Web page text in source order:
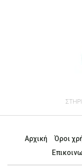
Αρχική Όροι